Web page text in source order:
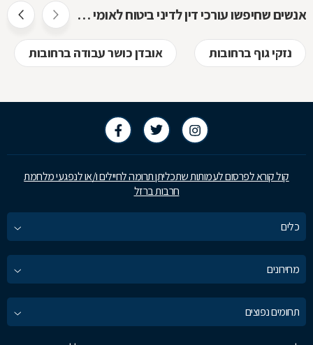
אנשים שחיפשו עורכי דין לדיני ביטוח לאומי חיפשו גם
נזקי גוף ברחובות אובדן כושר עבודה ברחובות
קול קורא לפרסום לעמותות שתכליתן תרומה לחיילים ו/או לנפגעי מלחמת
חרבות ברזל
כלים
מחירונים
תחומים נפוצים